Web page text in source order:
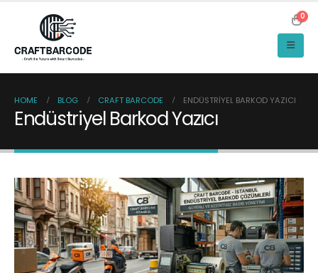
0
HOME BLOG CRAFT BARCODE ENDÜSTRIYEL BARKOD YAZICI
Endüstriyel Barkod Yazıcı